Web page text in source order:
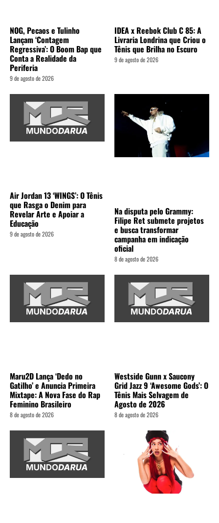
NOG, Pecaos e Tulinho
Lançam ‘Contagem
Regressiva’: O Boom Bap que
Conta a Realidade da
Periferia
9 de agosto de 2026
IDEA x Reebok Club C 85: A
Livraria Londrina que Criou o
Tênis que Brilha no Escuro
9 de agosto de 2026
Air Jordan 13 ‘WINGS’: O Tênis
que Rasga o Denim para
Revelar Arte e Apoiar a
Educação
9 de agosto de 2026
Na disputa pelo Grammy:
Filipe Ret submete projetos
e busca transformar
campanha em indicação
oficial
8 de agosto de 2026
Maru2D Lança ‘Dedo no
Gatilho’ e Anuncia Primeira
Mixtape: A Nova Fase do Rap
Feminino Brasileiro
8 de agosto de 2026
Westside Gunn x Saucony
Grid Jazz 9 ‘Awesome Gods’: O
Tênis Mais Selvagem de
Agosto de 2026
8 de agosto de 2026